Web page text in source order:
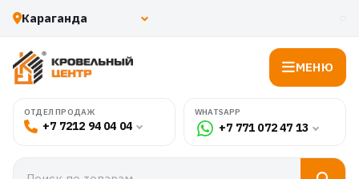
МЕНЮ
ОТДЕЛ ПРОДАЖ
+7 7212 94 04 04
WHATSAPP
+7 771 072 47 13